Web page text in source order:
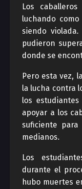
Los
luchando
siendo
pudieron
donde se
Pero esta vez,
la lucha contra
los
apoyar a los
suficiente
medianos.
Los
durante el
hubo muertes